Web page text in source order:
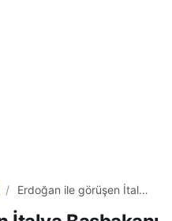
Erdoğan ile görüşen İtalya
Türkiye’nin AB üyeliği